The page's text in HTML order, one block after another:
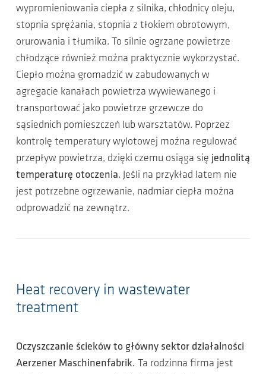
wypromieniowania ciepła z silnika, chłodnicy oleju,
stopnia sprężania, stopnia z tłokiem obrotowym,
orurowania i tłumika. To silnie ogrzane powietrze
chłodzące również można praktycznie wykorzystać.
Ciepło można gromadzić w zabudowanych w
agregacie kanałach powietrza wywiewanego i
transportować jako powietrze grzewcze do
sąsiednich pomieszczeń lub warsztatów. Poprzez
kontrolę temperatury wylotowej można regulować
przepływ powietrza, dzięki czemu osiąga się jednolitą
temperaturę otoczenia. Jeśli na przykład latem nie
jest potrzebne ogrzewanie, nadmiar ciepła można
odprowadzić na zewnątrz.
Heat recovery in wastewater
treatment
Oczyszczanie ścieków to główny sektor działalności
Aerzener Maschinenfabrik. Ta rodzinna firma jest